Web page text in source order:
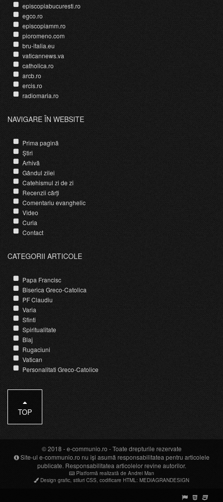
episcopiabucuresti.ro
egco.ro
episcopiamm.ro
pioromeno.com
bru-italia.eu
vaticannews.va
catholica.ro
arcb.ro
ercis.ro
radiomaria.ro
NAVIGARE ÎN WEBSITE
Prima pagină
Știri
Arhivă
Gândul zilei
Catehismul zi de zi
Recenzii cărți
Comentariu evanghelic
Video
Curia
Contact
CATEGORII ARTICOLE
Papa Francisc
Biserica Greco-Catolica
PF Claudiu
Varia
Sfinti
Spiritualitate
Blaj
Rugaciuni
Vatican
Personalitati Greco-Catolice
TOP
© 2018 -e-communio.ro - Toate drepturile rezervate
Site-ul e-communio.ro nu își asumă responsabilitatea pentru articolele
publicate. Responsabilitatea articolelor revine autorilor.
Platformă realizată de Andrei Man
Design grafic stiluri CSS codificare HTML : MEDIAGRANDESIGN